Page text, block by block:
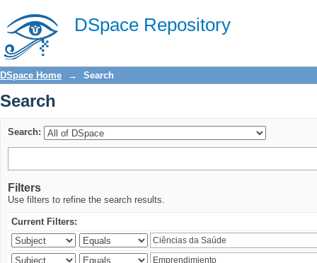
DSpace Repository
Search
DSpace Home → Search
Search
Search:
Filters
Use filters to refine the search results.
Current Filters: